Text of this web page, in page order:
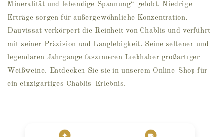
Mineralität und lebendige Spannung“ gelobt. Niedrige
Erträge sorgen für außergewöhnliche Konzentration.
Dauvissat verkörpert die Reinheit von Chablis und verführt
mit seiner Präzision und Langlebigkeit. Seine seltenen und
legendären Jahrgänge faszinieren Liebhaber großartiger
Weißweine. Entdecken Sie sie in unserem Online-Shop für
ein einzigartiges Chablis-Erlebnis.